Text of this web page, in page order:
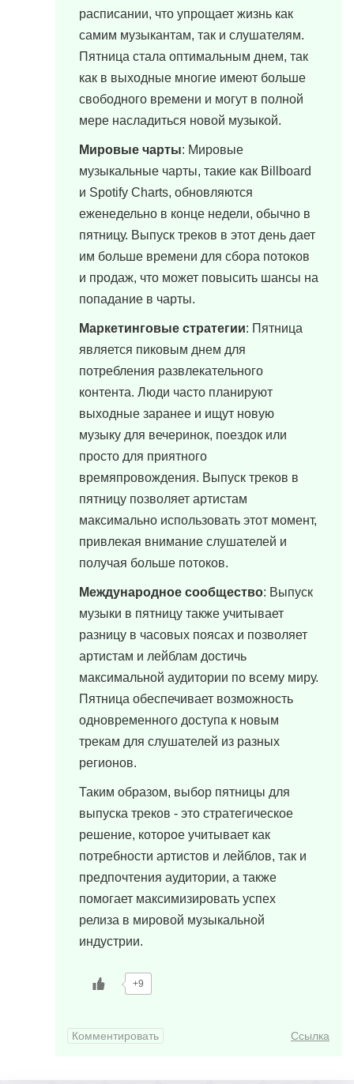
расписании, что упрощает жизнь как
самим музыкантам, так и слушателям.
Пятница стала оптимальным днем, так
как в выходные многие имеют больше
свободного времени и могут в полной
мере насладиться новой музыкой.
Мировые чарты: Мировые
музыкальные чарты, такие как Billboard
и Spotify Charts, обновляются
еженедельно в конце недели, обычно в
пятницу. Выпуск треков в этот день дает
им больше времени для сбора потоков
и продаж, что может повысить шансы на
попадание в чарты.
Маркетинговые стратегии: Пятница
является пиковым днем для
потребления развлекательного
контента. Люди часто планируют
выходные заранее и ищут новую
музыку для вечеринок, поездок или
просто для приятного
времяпровождения. Выпуск треков в
пятницу позволяет артистам
максимально использовать этот момент,
привлекая внимание слушателей и
получая больше потоков.
Международное сообщество: Выпуск
музыки в пятницу также учитывает
разницу в часовых поясах и позволяет
артистам и лейблам достичь
максимальной аудитории по всему миру.
Пятница обеспечивает возможность
одновременного доступа к новым
трекам для слушателей из разных
регионов.
Таким образом, выбор пятницы для
выпуска треков - это стратегическое
решение, которое учитывает как
потребности артистов и лейблов, так и
предпочтения аудитории, а также
помогает максимизировать успех
релиза в мировой музыкальной
индустрии.
+9
Комментировать Ссылка